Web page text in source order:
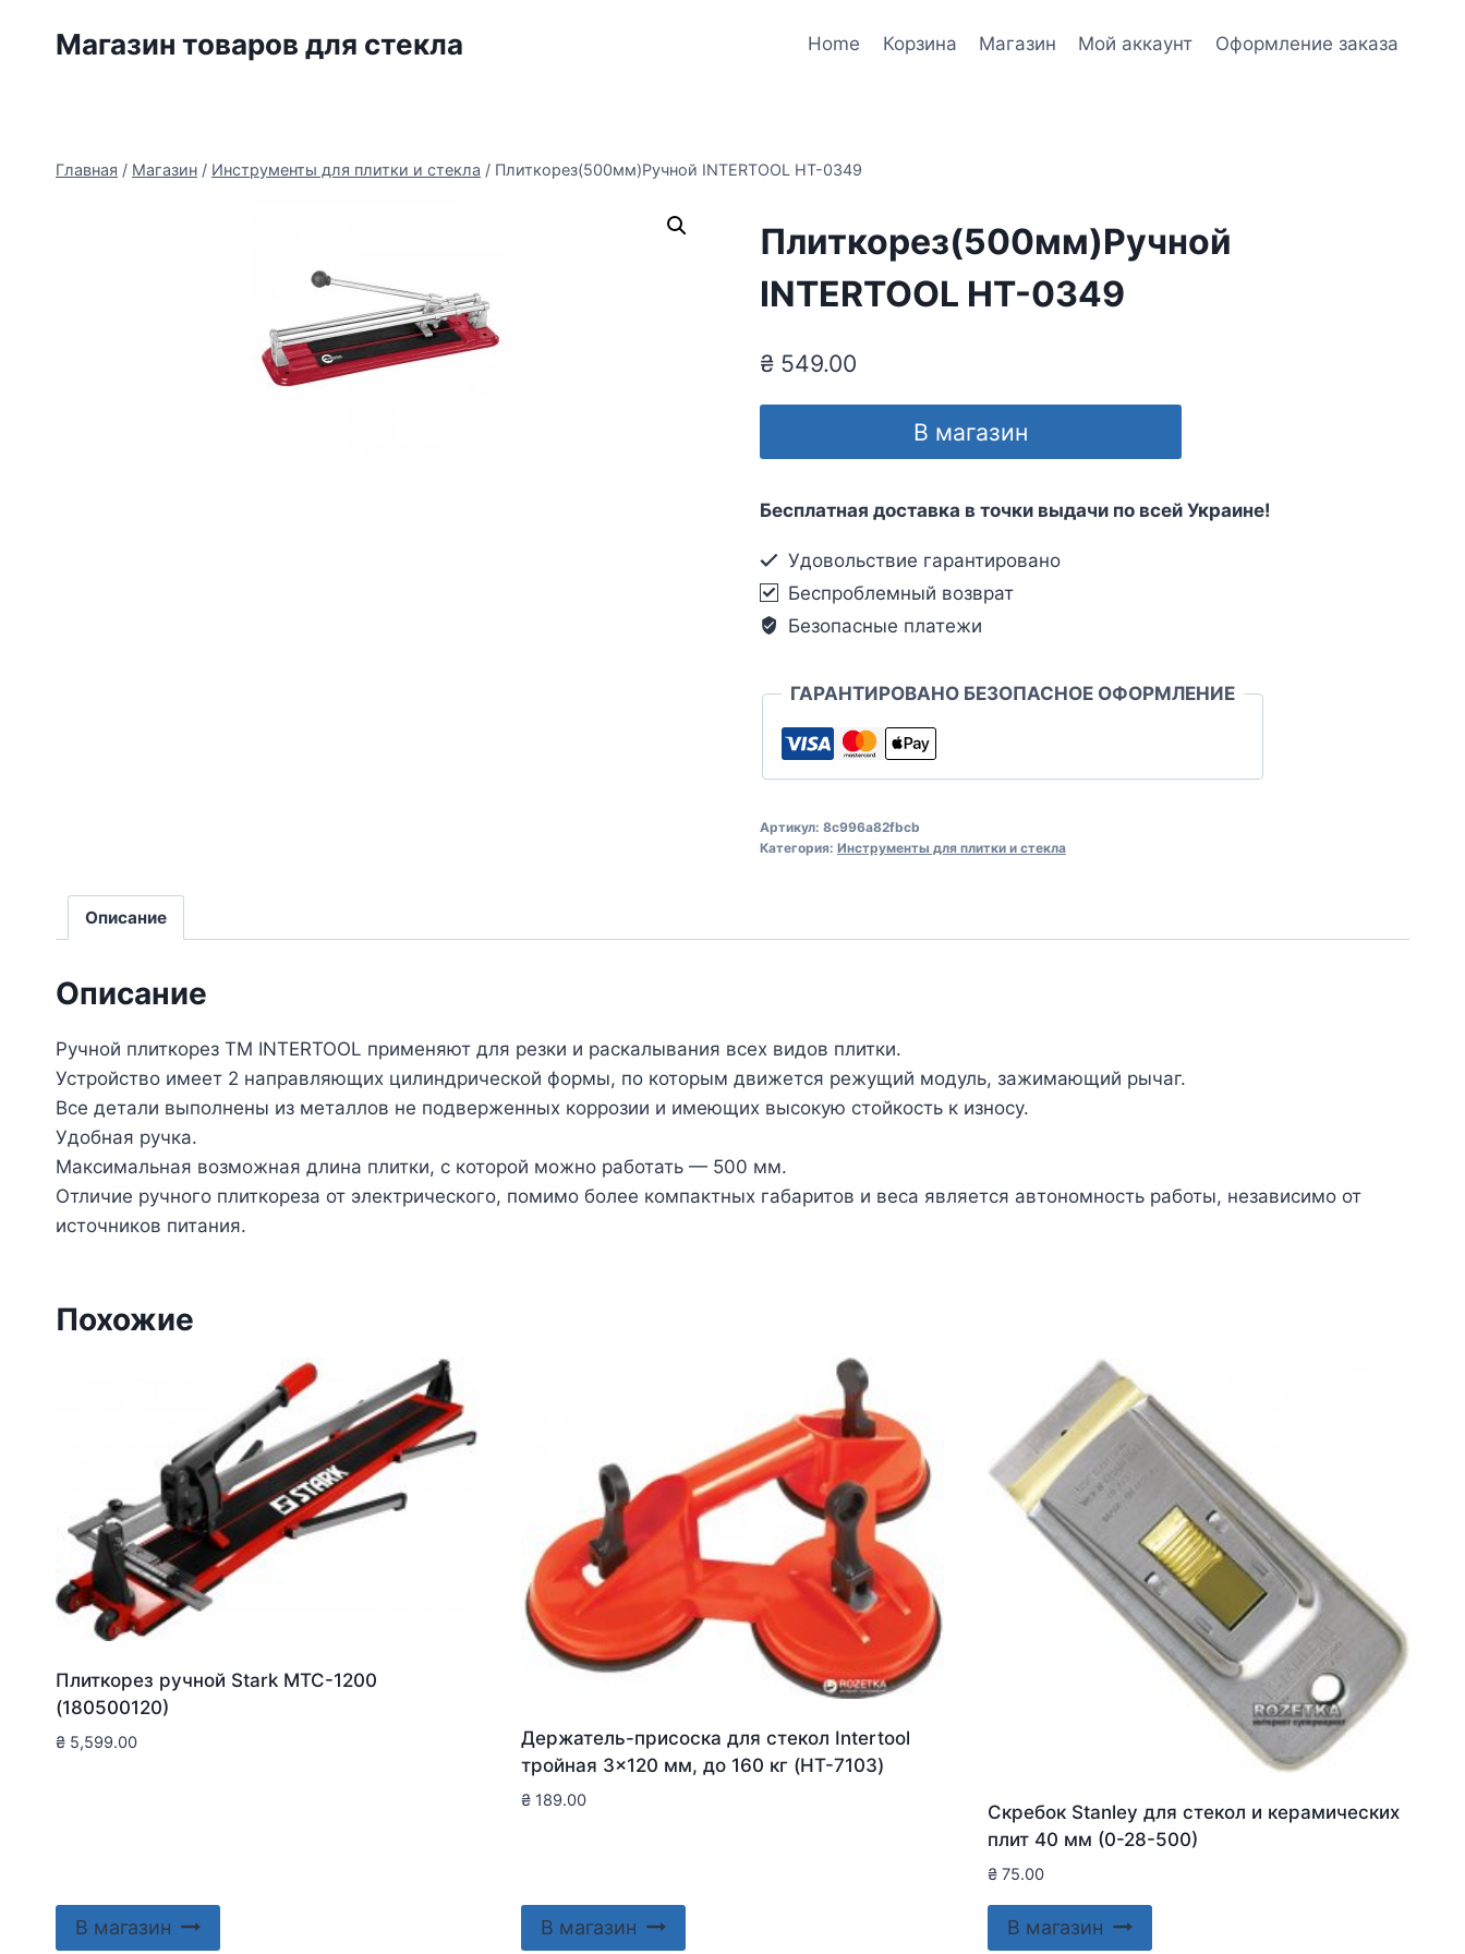
Магазин товаров для стекла Home Корзина Магазин Мой аккаунт Оформление заказа
Главная / Магазин / Инструменты для плитки и стекла / Плиткорез(500мм)Ручной INTERTOOL HT-0349
Плиткорез(500мм)Ручной
INTERTOOL HT-0349
₴549.00
В магазин
Бесплатная доставка в точки выдачи по всей Украине!
Удовольствие гарантировано
Беспроблемный возврат
Безопасные платежи
ГАРАНТИРОВАНО БЕЗОПАСНОЕ ОФОРМЛЕНИЕ
Артикул: 8c996a82fbcb
Категория: Инструменты для плитки и стекла
Описание
Описание
Ручной плиткорез ТМ INTERTOOL применяют для резки и раскалывания всех видов плитки.
Устройство имеет 2 направляющих цилиндрической формы, по которым движется режущий модуль, зажимающий рычаг.
Все детали выполнены из металлов не подверженных коррозии и имеющих высокую стойкость к износу.
Удобная ручка.
Максимальная возможная длина плитки, с которой можно работать — 500 мм.
Отличие ручного плиткореза от электрического, помимо более компактных габаритов и веса является автономность работы, независимо от
источников питания.
Похожие
Плиткорез ручной Stark MTC-1200
(180500120)
₴ 5,599.00
В магазин
Держатель-присоска для стекол Intertool
тройная 3×120 мм, до 160 кг (HT-7103)
₴ 189.00
В магазин
Скребок Stanley для стекол и керамических
плит 40 мм (0-28-500)
₴75.00
В магазин